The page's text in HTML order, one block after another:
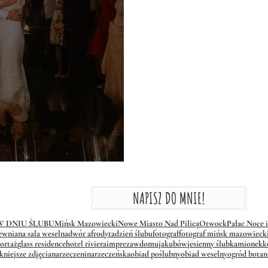
NAPISZ DO MNIE!
DNIU ŚLUBUMińsk MazowieckiNowe Miasto Nad PilicąOtwockPałac Noce
sala weselnadwór afrodytadzień ślubufotograffotograf mińsk mazowiecki
glass residencehotel rivieraimprezawdomujakubówjesienny ślubkamionek
zdjęcianarzeczeninarzeczeńskaobiad poślubnyobiad weselnyogród